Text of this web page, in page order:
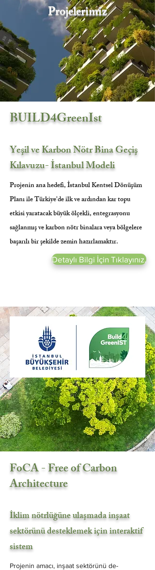
Projelerimiz
BUILD4GreenIst
Yeşil ve Karbon Nötr Bina Geçiş
Kılavuzu- İstanbul Modeli
Projenin ana hedefi, İstanbul Kentsel Dönüşüm
Planı ile Türkiye'de ilk ve ardından kar topu
etkisi yaratacak büyük ölçekli, entegrasyonu
sağlanmış ve karbon nötr binalara veya bölgelere
başarılı bir şekilde zemin hazırlamaktır.
Detaylı Bilgi İçin Tıklayınız.
FoCA - Free of Carbon
Architecture
İklim nötrlüğüne ulaşmada inşaat
sektörünü desteklemek için interaktif
sistem
Projenin amacı, inşaat sektörünü de-